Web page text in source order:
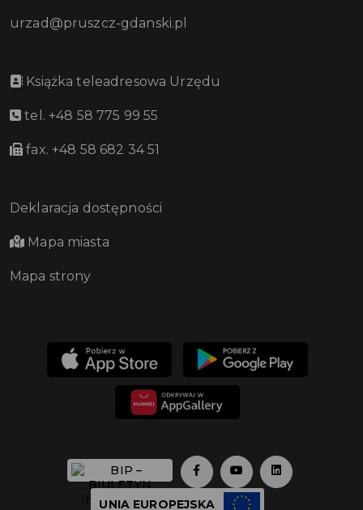
urzad@pruszcz-gdanski.pl
Książka teleadresowa Urzędu
tel. +48 58 775 99 55
fax. +48 58 682 34 51
Deklaracja dostępności
Mapa miasta
Mapa strony
UNIA EUROPEJSKA